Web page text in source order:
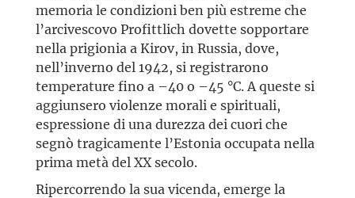
memoria le condizioni ben più estreme che
l’arcivescovo Profittlich dovette sopportare
nella prigionia a Kirov, in Russia, dove,
nell’inverno del 1942, si registrarono
temperature fino a –40 o –45 °C. A queste si
aggiunsero violenze morali e spirituali,
espressione di una durezza dei cuori che
segnò tragicamente l’Estonia occupata nella
prima metà del XX secolo.
Ripercorrendo la sua vicenda, emerge la